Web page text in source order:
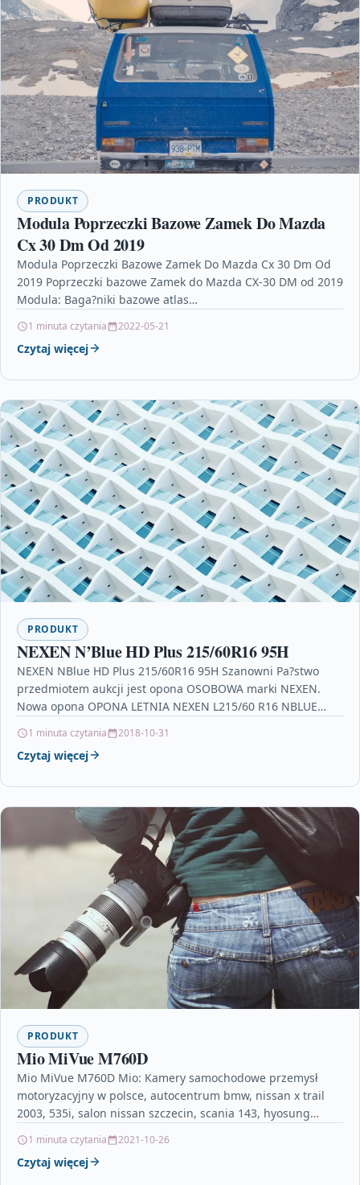
PRODUKT
Modula Poprzeczki Bazowe Zamek Do Mazda
Cx 30 Dm Od 2019
Modula Poprzeczki Bazowe Zamek Do Mazda Cx 30 Dm Od
2019 Poprzeczki bazowe Zamek do Mazda CX-30 DM od 2019
Modula: Baga?niki bazowe atlas…
1 minuta czytania 2022-05-21
Czytaj więcej
PRODUKT
NEXEN N’Blue HD Plus 215/60R16 95H
NEXEN NBlue HD Plus 215/60R16 95H Szanowni Pa?stwo
przedmiotem aukcji jest opona OSOBOWA marki NEXEN.
Nowa opona OPONA LETNIA NEXEN L215/60 R16 NBLUE
1 minuta czytania 2018-10-31
Czytaj więcej
PRODUKT
Mio MiVue M760D
Mio MiVue M760D Mio: Kamery samochodowe przemysł
motoryzacyjny w polsce, autocentrum bmw, nissan x trail
2003, 535i, salon nissan szczecin, scania 143, hyosung
1 minuta czytania 2021-10-26
Czytaj więcej